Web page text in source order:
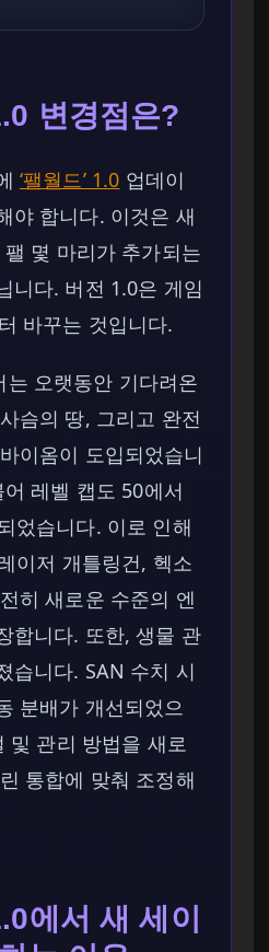
변경점은?
‘팰월드’ 1.0 업데이
야 합니다. 이것은 새
몇 마리가 추가되는
니다. 버전 1.0은 게임
바꾸는 것입니다.
오랫동안 기다려온
슴의 땅, 그리고 완전
이옴이 도입되었습니
레벨 캡도 50에서
었습니다. 이로 인해
이저 개틀링건, 헥소
히 새로운 수준의 엔
합니다. 또한, 생물 관
습니다. SAN 수치 시
분배가 개선되었으
및 관리 방법을 새로
통합에 맞춰 조정해
에서 새 세이